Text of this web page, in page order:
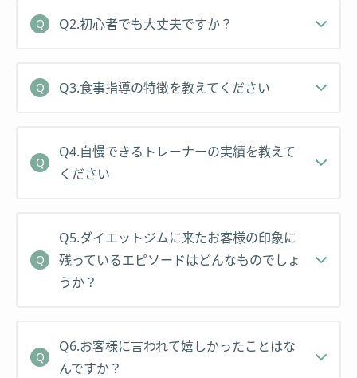
Q2.初心者でも大丈夫ですか？
Q3.食事指導の特徴を教えてください
Q4.自慢できるトレーナーの実績を教えて
ください
Q5.ダイエットジムに来たお客様の印象に
残っているエピソードはどんなものでしょ
うか？
Q6.お客様に言われて嬉しかったことはな
んですか？